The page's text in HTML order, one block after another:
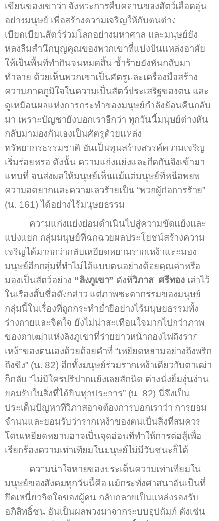
เขียนของเขาว่า จังหวะการคืบคลานของสัตว์เลือดอุ่น
อย่างมนุษย์ เพื่อสร้างความเจริญให้กับตนต่าง
เบียดเบียนสัตว์ร่วมโลกอย่างมหาศาล และมนุษย์ยัง
หลงลืมสำนึกบุญคุณของพวกเขาที่แบ่งปันแหล่งอาศัย
ให้เป็นพื้นที่ทำกินจนหมดสิ้น ซ้ำร้ายยังหันกลับมา
ทำลาย ด้วยเห็นพวกเขาเป็นศัตรูและเครื่องมือสร้าง
ความภาคภูมิใจในความเป็นสัตว์ประเสริฐของตน และ
ดูเหมือนผลแห่งการกระทำของมนุษย์กำลังย้อนคืนกลับ
มา เพราะบัญชายังบอกเราอีกว่า ทุกวันนี้มนุษย์ต่างหัน
กลับมามองกันเองเป็นศัตรูด้วยแหล่ง
ทรัพยากรธรรมชาติ อันเป็นทุนสร้างสรรค์ความเจริญ
เริ่มร่อยหรอ ดังนั้น ความแก่งแย่งและกีดกันจึงเข้ามา
แทนที่ จนส่งผลให้มนุษย์เห็นแม้แต่มนุษย์ที่หนีอพยพ
ความอดยากและความเลวร้ายเป็น “พวกผู้ก่อการร้าย”
(น. 161) ได้อย่างไร้มนุษยธรรม
ความแก่งแย่งย่อมดำเนินไปสู่ความขัดแย้งและ
แบ่งแยก กลุ่มมนุษย์ที่ฉกฉวยผลประโยชน์สร้างความ
เจริญได้มากกว่ากลับเหยียดหยามรากเหง้าและมอง
มนุษย์อีกกลุ่มที่ทำไม่ได้แบบตนอย่างด้อยคุณค่าหรือ
มองเป็นสัตว์อย่าง “ลิงภูเขา” ดังที่วิภาส ศรีทอง เล่าไว้
ในเรื่องสั้นชื่อดังกล่าว แต่ภาพชะตากรรมของมนุษย์
กลุ่มนี้ในเรื่องที่ถูกกระทำย่ำยีอย่างไร้มนุษยธรรมทั้ง
ร่างกายและจิตใจ ยังไม่น่าสะเทือนใจมากไปกว่าภาพ
ของตาเฒ่าแห่งลิงภูเขาที่ร่ายยาวหน้ากองไฟถึงราก
เหง้าของตนเองด้วยถ้อยคำที่ “เหยียดหยามอย่างถึงพริก
ถึงขิง” (น. 82) อีกทั้งมนุษย์ร่วมรากเหง้าเดียวกับตาเฒ่า
ก็กลับ “ไม่มีใครปริปากแย้งเลยสักนิด ต่างนั่งยิ้มงุ่นง่าน
ยอมรับในสิ่งที่ได้ยินทุกประการ” (น. 82) นี่จึงเป็น
ประเด็นปัญหาที่วิภาสอาจต้องการบอกเราว่า การยอม
จำนนและยอมรับว่ารากเหง้าของตนเป็นสิ่งที่สมควร
โดนเหยียดหยามอาจเป็นจุดอ่อนที่ทำให้การต่อสู้เพื่อ
เรียกร้องความเท่าเทียมในมนุษย์ไม่มีวันชนะก็ได้
ความน่าใจหายของประเด็นความเท่าเทียมใน
มนุษย์ของสังคมทุกวันนี้คือ แม้กระทั่งศาสนาอันเป็นที่
ยึดเหนี่ยวจิตใจของผู้คน กลับกลายเป็นแหล่งรองรับ
อภิสิทธิ์ชน อันเป็นผลพวงมาจากระบบอุปถัมภ์ ดังเช่น